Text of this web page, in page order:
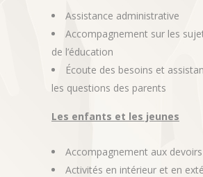
Assistance administrative
Accompagnement sur les
de l’éducation
Écoute des besoins et
les questions des parents
Les enfants et les jeunes
Accompagnement aux devoirs
Activités en intérieur et en